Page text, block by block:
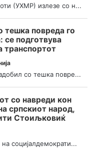
(УХМР) излезе со н...
повреда го
се подготвува
транспортот
со тешка повре...
со навреди кон
српскиот народ,
Стоиљковиќ
социјалдемократи...